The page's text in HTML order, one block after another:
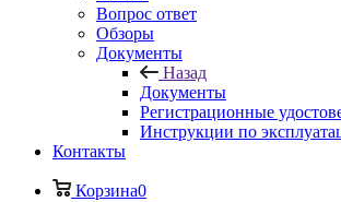
Вопрос ответ
Обзоры
Документы
Назад
Документы
Регистрационные
Инструкции по
Контакты
Корзина0